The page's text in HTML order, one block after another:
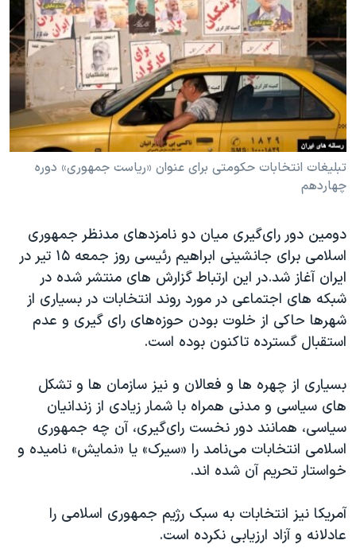
فرهنگ و زندگی
حقوق شهروندی
اقتصادی
علم و فناوری
اسرائیل در جنگ
آرشیو پخش زنده
مستندها
انتخابات ریاست جمهوری آمریکا ۲۰۲۴
حمله جمهوری اسلامی به اسرائیل
رمز مهسا
ورزش زنان در ایران
مجموعه مستندهای دادخواهی
دادگاه حمید نوری
چهل سال گروگان‌گیری
قانون شفافیت دارائی کادر رهبری ایران
اعتراضات مردمی آبان ۹۸
نرگس محمدی برنده جایزه نوبل صلح
همایش محافظه‌کاران آمریکا «سی‌پک»
صفحه‌های ویژه
سفر پرزیدنت ترامپ به چین
دنبال کنید
زبانهای مختلف
تبلیغات انتخابات حکومتی برای عنوان «ریاست جمهوری» دوره
چهاردهم
دومین دور رای‌گیری میان دو نامزدهای مدنظر جمهوری
اسلامی برای جانشینی ابراهیم رئیسی روز جمعه ۱۵ تیر در
ایران آغاز شد.در این ارتباط گزارش های منتشر شده در
شبکه های اجتماعی در مورد روند انتخابات در بسیاری از
شهرها حاکی از خلوت بودن حوزه‌های رای گیری و عدم
استقبال گسترده تاکنون بوده است.
بسیاری از چهره ها و فعالان و نیز سازمان ها و تشکل
های سیاسی و مدنی همراه با شمار زیادی از زندانیان
سیاسی، همانند دور نخست رای‌گیری، آن چه جمهوری
اسلامی انتخابات می‌نامد را «سیرک» یا «نمایش» نامیده و
خواستار تحریم آن شده اند.
آمریکا نیز انتخابات به سبک رژیم جمهوری اسلامی را
عادلانه و آزاد ارزیابی نکرده است.